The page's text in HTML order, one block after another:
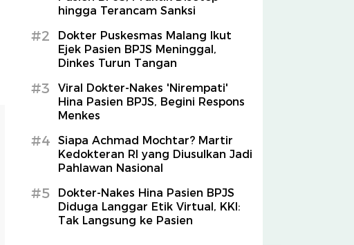
hingga Terancam Sanksi
#2
Dokter Puskesmas Malang Ikut
Ejek Pasien BPJS Meninggal,
Dinkes Turun Tangan
#3
Viral Dokter-Nakes 'Nirempati'
Hina Pasien BPJS, Begini Respons
Menkes
#4
Siapa Achmad Mochtar? Martir
Kedokteran RI yang Diusulkan Jadi
Pahlawan Nasional
#5
Dokter-Nakes Hina Pasien BPJS
Diduga Langgar Etik Virtual, KKI:
Tak Langsung ke Pasien